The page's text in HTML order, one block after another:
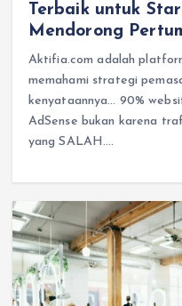
Terbaik untuk
Mendorong
Aktifia.com adalah
memahami strategi
kenyataannya… 90%
AdSense bukan karena
yang SALAH.…